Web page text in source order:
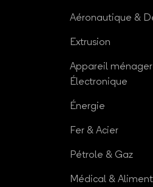
Aéronautique &
Extrusion
Appareil
Électronique
Énergie
Fer & Acier
Pétrole & Gaz
Médical &